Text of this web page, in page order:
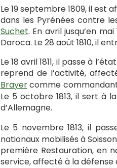
Le 19 septembre 1809, il est
dans les Pyrénées contre
Suchet. En avril jusqu’en
Daroca. Le 28 août 1810, il
Le 18 avril 1811, il passe à
reprend de l’activité,
Brayercomme
Le 5 octobre 1813, il sert à
d’Allemagne.
Le 5 novembre 1813, il
nationaux mobilisés à
première Restauration, en
service, affecté à la défense